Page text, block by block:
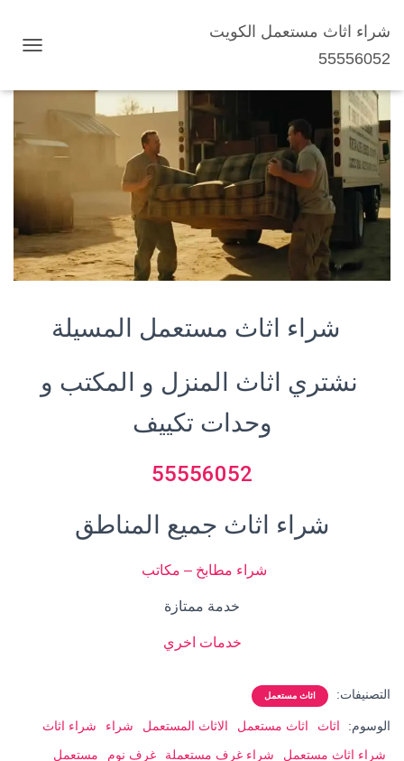
شراء اثاث مستعمل الكويت
55556052
د
ا
ن
شراء اثاث مستعمل المسيلة
شراء اثاث مستعمل المسيلة
نشتري اثاث المنزل و المكتب و
وحدات تكييف
55556052
شراء اثاث جميع المناطق
شراء مطابخ – مكاتب
خدمة ممتازة
خدمات اخر ي
التصنيفات: اثاث مستعمل
الوسوم: اثاث اثاث مستعمل الاثاث المستعمل شراء
شراء اثاث
شراء اثاث مستعمل
شراء غرف مستعملة غرف نوم
مستعمل